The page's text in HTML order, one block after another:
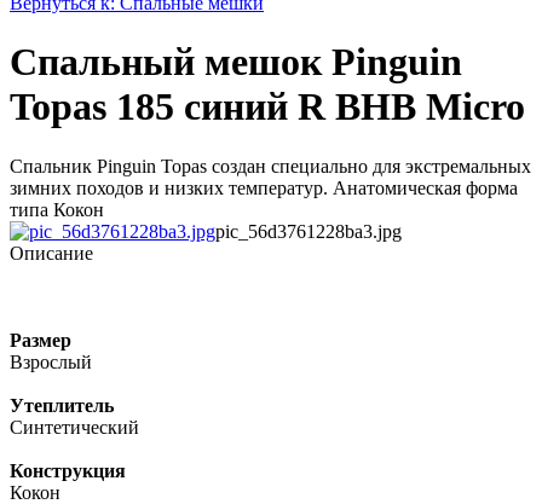
Спальный мешок Pinguin
Topas 185 синий R BHB Micro
Спальник Pinguin Topas создан специально для экстремальных
зимних походов и низких температур. Анатомическая форма
типа Кокон
pic_56d3761228ba3.jpg
Описание
Размер
Взрослый
Утеплитель
Синтетический
Конструкция
Кокон